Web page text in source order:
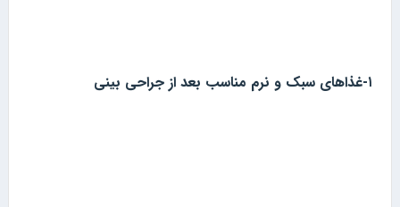
۱-غذاهای سبک و نرم مناسب بعد از جراحی بینی